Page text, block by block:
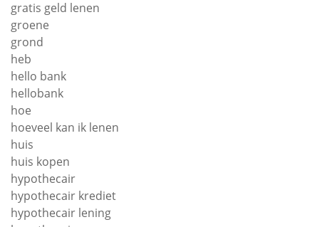
gratis geld lenen
groene
grond
heb
hello bank
hellobank
hoe
hoeveel kan ik lenen
huis
huis kopen
hypothecair
hypothecair krediet
hypothecair lening